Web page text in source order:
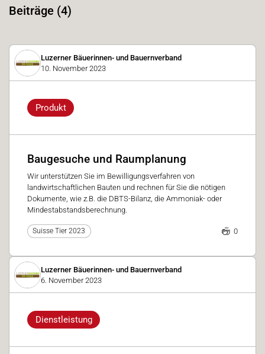
Beiträge (4)
Luzerner Bäuerinnen- und Bauernverband
10. November 2023
Produkt
Baugesuche und Raumplanung
Wir unterstützen Sie im Bewilligungsverfahren von
landwirtschaftlichen Bauten und rechnen für Sie die nötigen
Dokumente, wie z.B. die DBTS-Bilanz, die Ammoniak- oder
Mindestabstandsberechnung.
Suisse Tier 2023 0
Luzerner Bäuerinnen- und Bauernverband
6. November 2023
Dienstleistung